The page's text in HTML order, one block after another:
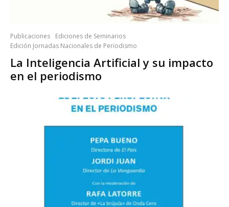
Publicaciones
Ediciones de Seminarios
Edición Jornadas Nacionales de Periodismo
La Inteligencia Artificial y su impacto
en el periodismo